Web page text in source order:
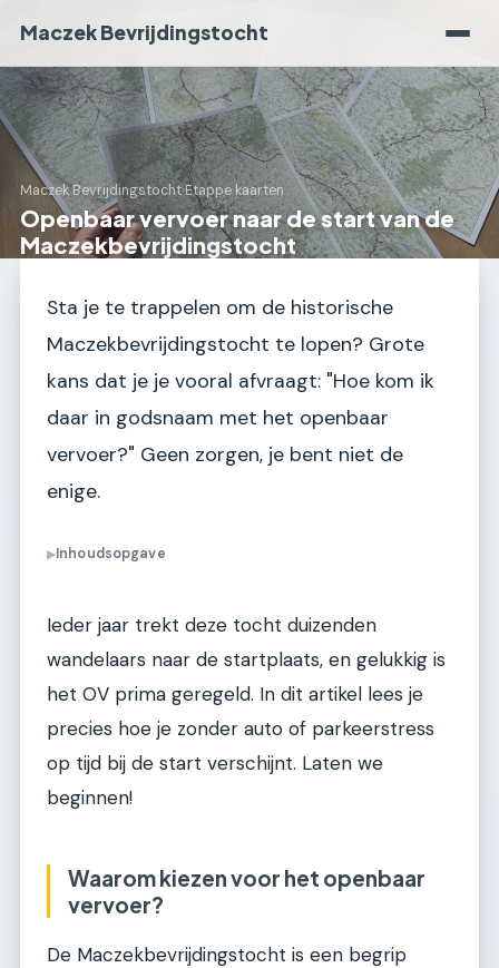
Maczek Bevrijdingstocht
Maczek Bevrijdingstocht›Etappe kaarten
Openbaar vervoer naar de start van de
Maczekbevrijdingstocht
Sta je te trappelen om de historische
Maczekbevrijdingstocht te lopen? Grote
kans dat je je vooral afvraagt: "Hoe kom ik
daar in godsnaam met het openbaar
vervoer?" Geen zorgen, je bent niet de
enige.
▶Inhoudsopgave
Ieder jaar trekt deze tocht duizenden
wandelaars naar de startplaats, en gelukkig is
het OV prima geregeld. In dit artikel lees je
precies hoe je zonder auto of parkeerstress
op tijd bij de start verschijnt. Laten we
beginnen!
Waarom kiezen voor het openbaar
vervoer?
De Maczekbevrijdingstocht is een begrip